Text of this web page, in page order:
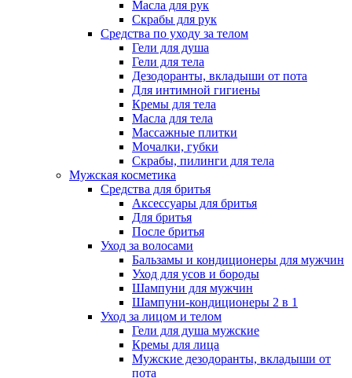
Масла для рук
Скрабы для рук
Средства по уходу за телом
Гели для душа
Гели для тела
Дезодоранты, вкладыши от пота
Для интимной гигиены
Кремы для тела
Масла для тела
Массажные плитки
Мочалки, губки
Скрабы, пилинги для тела
Мужская косметика
Средства для бритья
Аксессуары для бритья
Для бритья
После бритья
Уход за волосами
Бальзамы и кондиционеры для мужчин
Уход для усов и бороды
Шампуни для мужчин
Шампуни-кондиционеры 2 в 1
Уход за лицом и телом
Гели для душа мужские
Кремы для лица
Мужские дезодоранты, вкладыши от
пота